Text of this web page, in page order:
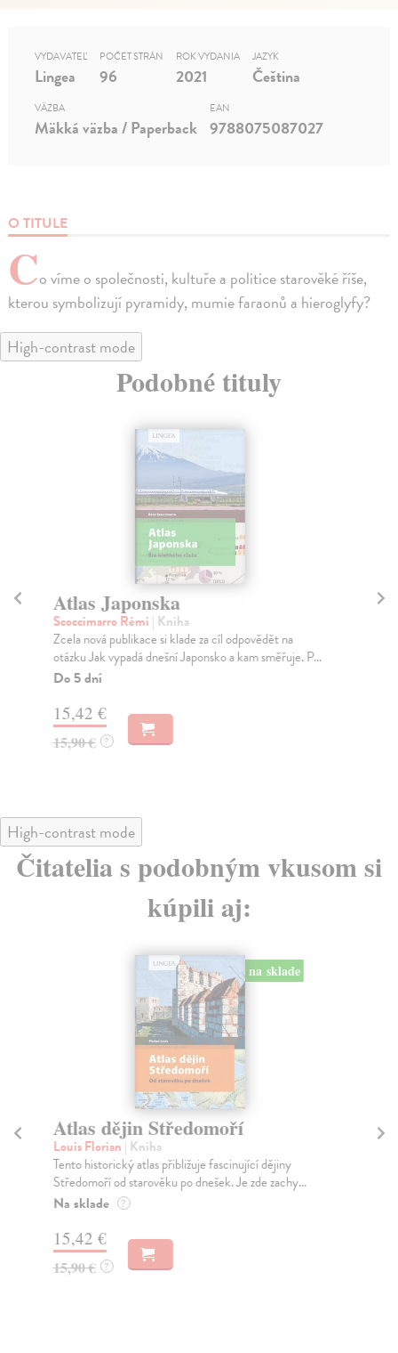
O TITULE
Co víme o společnosti, kultuře a politice starověké říše,
kterou symbolizují pyramidy, mumie faraonů a hieroglyfy?
VYDAVATEĽ
Lingea
POČET STRÁN
96
ROK VYDANIA
2021
JAZYK
Čeština
VÄZBA
Mäkká väzba / Paperback
EAN
9788075087027
High-contrast mode
Podobné tituly
Atlas Japonska
Scoccimarro Rémi | Kniha
Zcela nová publikace si klade za cíl odpovědět na
otázku Jak vypadá dnešní Japonsko a kam směřuje. P...
Do 5 dní
15,42 €
15,90 € ?
High-contrast mode
Čitatelia s podobným vkusom si
kúpili aj:
na sklade
Atlas dějin Středomoří
Louis Florian | Kniha
Tento historický atlas přibližuje fascinující dějiny
Středomoří od starověku po dnešek. Je zde zachy...
Na sklade ?
15,42 €
15,90 € ?